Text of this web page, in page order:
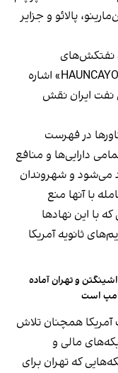
پالائو و جزایر
نفتکش‌های
«RCELEBRA»، «THEA»، «ILL GAP» و «HAUNCAYO» اشاره
نفت ایران نقش
در فهرست
دارایی‌ها و منافع
می‌شود و شهروندان
با آنها منع
با این نهادها
ثانویه آمریکا
و تهران آماده
است
آمریکا همچنان تلاش
مالی و
که تهران برای